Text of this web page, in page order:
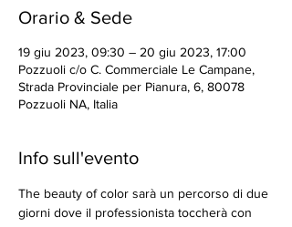
Orario & Sede
19 giu 2023, 09:30 – 20 giu 2023, 17:00
Pozzuoli c/o C. Commerciale Le Campane,
Strada Provinciale per Pianura, 6, 80078
Pozzuoli NA, Italia
Info sull'evento
The beauty of color sarà un percorso di due
giorni dove il professionista toccherà con